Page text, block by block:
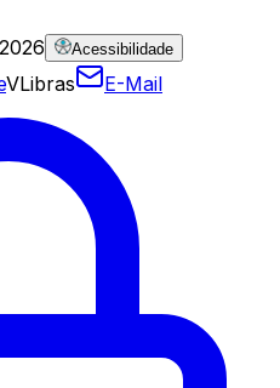
Acessibilidade
VLibras E-Mail